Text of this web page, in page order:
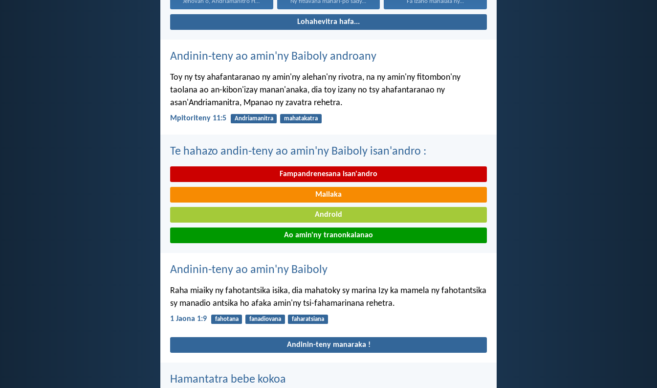
Lohahevitra hafa...
Andinin-teny ao amin'ny Baiboly androany
Toy ny tsy ahafantaranao ny amin'ny alehan'ny rivotra, na ny amin'ny fitombon'ny
taolana ao an-kibon'izay manan'anaka, dia toy izany no tsy ahafantaranao ny
asan'Andriamanitra, Mpanao ny zavatra rehetra.
Mpitoriteny 11:5 Andriamanitra mahatakatra
Te hahazo andin-teny ao amin'ny Baiboly isan'andro :
Fampandrenesana isan'andro
Mailaka
Android
Ao amin'ny tranonkalanao
Andinin-teny ao amin'ny Baiboly
Raha miaiky ny fahotantsika isika, dia mahatoky sy marina Izy ka mamela ny fahotantsika
sy manadio antsika ho afaka amin'ny tsi-fahamarinana rehetra.
1 Jaona 1:9 fahotana fanadiovana faharatsiana
Andinin-teny manaraka !
Hamantatra bebe kokoa